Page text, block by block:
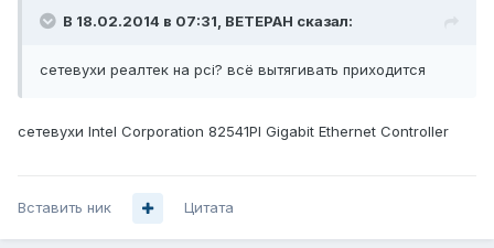
В 18.02.2014 в 07:31, BETEPAH сказал:
сетевухи реалтек на pci? всё вытягивать приходится
сетевухи Intel Corporation 82541PI Gigabit Ethernet Controller
Вставить ник Цитата